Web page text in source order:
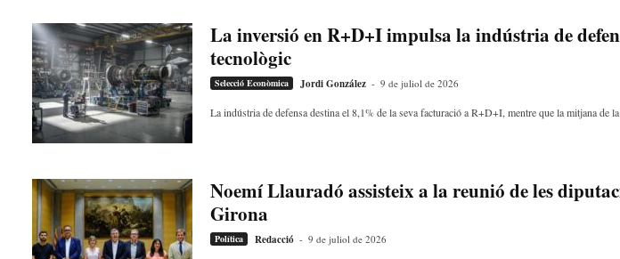
La inversió en R+D+I impulsa la indústria de
tecnològic
Selecció Econòmica Jordi González - 9 de juliol de 2026
La indústria de defensa destina el 8,1% de la seva facturació a R+D+I, mentre que la mitjana de
Noemí Llauradó assisteix a la reunió de les
Girona
Política Redacció - 9 de juliol de 2026